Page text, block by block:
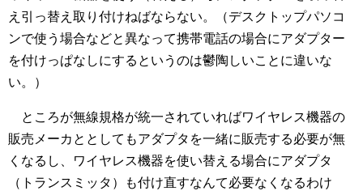
え引っ替え取り付けねばならない。（デスクトップパソコ
ンで使う場合などと異なって携帯電話の場合にアダプター
を付けっぱなしにするというのは鬱陶しいことに違いな
い。）
ところが無線規格が統一されていればワイヤレス機器の
販売メーカととしてもアダプタを一緒に販売する必要が無
くなるし、ワイヤレス機器を使い替える場合にアダプタ
（トランスミッタ）も付け直すなんて必要なくなるわけ